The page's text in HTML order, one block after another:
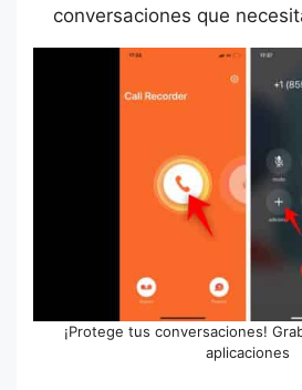
conversaciones que
¡Protege tus conversaciones!
aplicaciones